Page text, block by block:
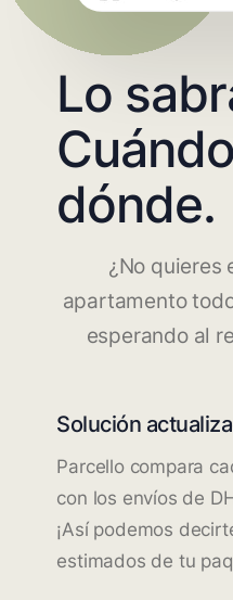
Lo
dónde.
¿No quieres
apartamento
esperando al
Solución
Parcello compara
con los envíos de
¡Así podemos
estimados de tu